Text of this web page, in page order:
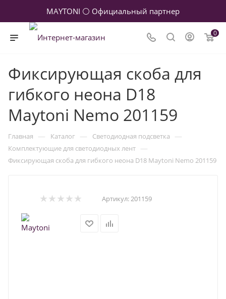
MAYTONI ⚪ Официальный партнер
0
Фиксирующая скоба для
гибкого неона D18
Maytoni Nemo 201159
Главная — Каталог — Светодиодная подсветка —
Комплектующие для светодиодных лент —
Фиксирующая скоба для гибкого неона D18 Maytoni Nemo 201159
Артикул:201159